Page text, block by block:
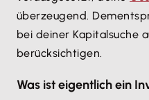
überzeugend.
bei deiner Kapitalsuche
berücksichtigen.
Was ist eigentlich ein